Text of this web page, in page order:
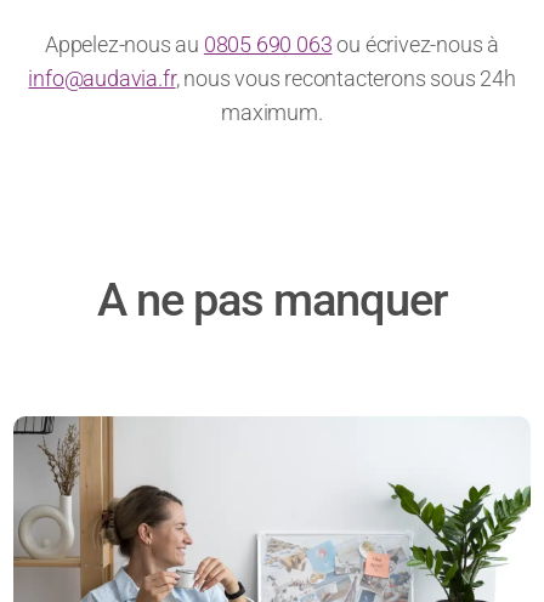
Appelez-nous au 0805 690 063ou écrivez-nous à
info@audavia.fr, nous vous recontacterons sous 24h
maximum.
A ne pas manquer